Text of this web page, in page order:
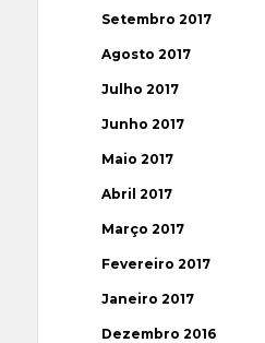
Setembro 2017
Agosto 2017
Julho 2017
Junho 2017
Maio 2017
Abril 2017
Março 2017
Fevereiro 2017
Janeiro 2017
Dezembro 2016